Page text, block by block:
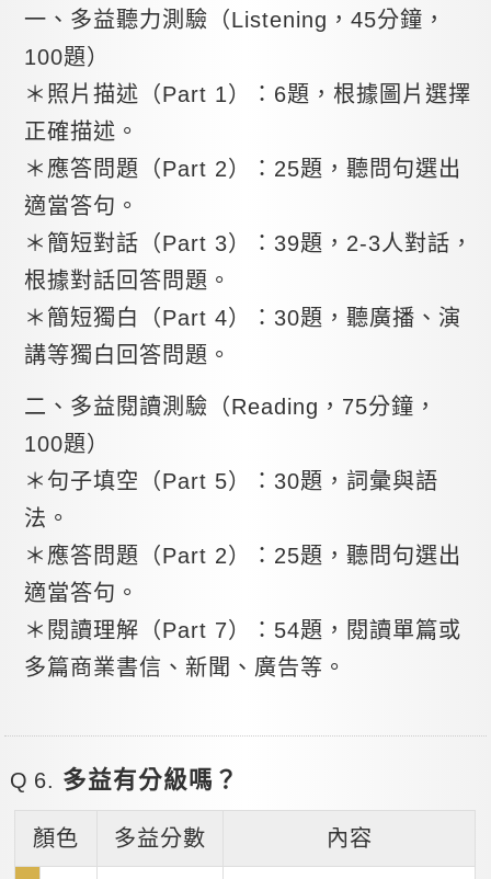
一、多益聽力測驗（Listening，45分鐘，
100題）
＊照片描述（Part 1）：6題，根據圖片選擇
正確描述。
＊應答問題（Part 2）：25題，聽問句選出
適當答句。
＊簡短對話（Part 3）：39題，2-3人對話，
根據對話回答問題。
＊簡短獨白（Part 4）：30題，聽廣播、演
講等獨白回答問題。
二、多益閱讀測驗（Reading，75分鐘，
100題）
＊句子填空（Part 5）：30題，詞彙與語
法。
＊應答問題（Part 2）：25題，聽問句選出
適當答句。
＊閱讀理解（Part 7）：54題，閱讀單篇或
多篇商業書信、新聞、廣告等。
多益有分級嗎？
顏色 多益分數 內容